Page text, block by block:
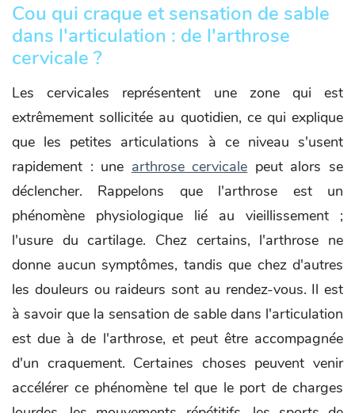
Cou qui craque et sensation de sable
dans l'articulation : de l'arthrose
cervicale ?
Les cervicales représentent une zone qui est
extrêmement sollicitée au quotidien, ce qui explique
que les petites articulations à ce niveau s'usent
rapidement : une arthrose cervicale peut alors se
déclencher. Rappelons que l'arthrose est un
phénomène physiologique lié au vieillissement ;
l'usure du cartilage. Chez certains, l'arthrose ne
donne aucun symptômes, tandis que chez d'autres
les douleurs ou raideurs sont au rendez-vous. Il est
à savoir que la sensation de sable dans l'articulation
est due à de l'arthrose, et peut être accompagnée
d'un craquement. Certaines choses peuvent venir
accélérer ce phénomène tel que le port de charges